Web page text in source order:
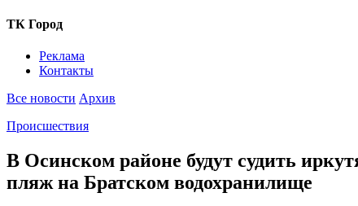
ТК Город
Реклама
Контакты
Все новости Архив
Происшествия
В Осинском районе будут судить
пляж на Братском водохранилище